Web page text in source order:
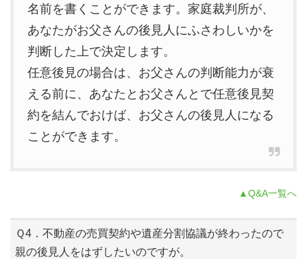
名前を書くことができます。家庭裁判所が、
あなたがお父さんの後見人にふさわしいかを
判断した上で決定します。
任意後見の場合は、お父さんの判断能力が衰
える前に、あなたとお父さんとで任意後見契
約を結んでおけば、お父さんの後見人になる
ことができます。
▲Q&A一覧へ
Ｑ4．不動産の売買契約や遺産分割協議が終わったので
親の後見人をはずしたいのですが。